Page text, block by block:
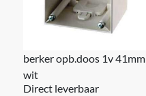
berker opb.doos 1v 41mm
wit
Direct leverbaar